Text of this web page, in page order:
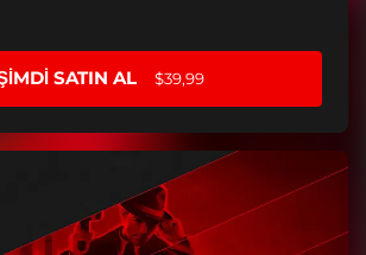
SATIN AL $39,99